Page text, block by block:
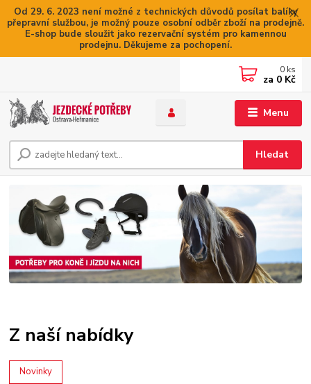
Od 29. 6. 2023 není možné z technických důvodů posílat balíky
přepravní službou, je možný pouze osobní odběr zboží na prodejně.
E-shop bude sloužit jako rezervační systém pro kamennou
prodejnu. Děkujeme za pochopení.
Menu
Hledat
0 ks
za 0 Kč
Z naší nabídky
Novinky